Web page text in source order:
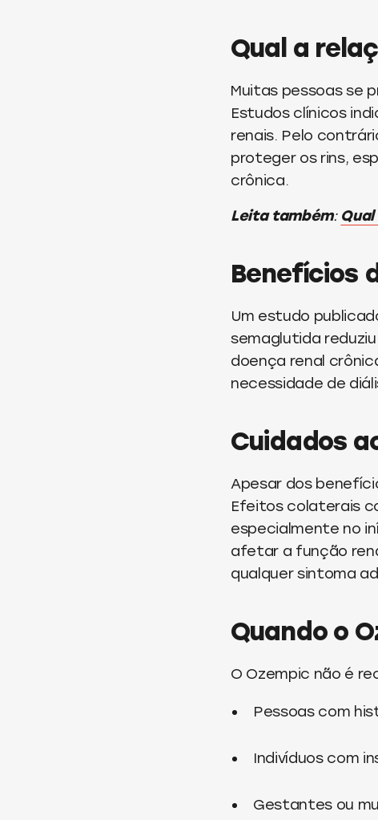
Qual a
Muitas pessoas se
Estudos clínicos
renais. Pelo
proteger os rins,
crônica.
Leita também:
Benefícios
Um estudo
semaglutida
doença renal
necessidade de
Cuidados
Apesar dos
Efeitos colaterais
especialmente no
afetar a função
qualquer sintoma
Quando o
O Ozempic não é
Pessoas com
Indivíduos com
Gestantes ou